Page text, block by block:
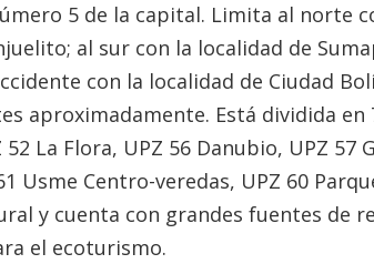
5 de la capital. Limita al norte
al sur con la localidad de
con la localidad de Ciudad
aproximadamente. Está dividida en
La Flora, UPZ 56 Danubio, UPZ 57
Usme Centro-veredas, UPZ 60
y cuenta con grandes fuentes de
el ecoturismo.